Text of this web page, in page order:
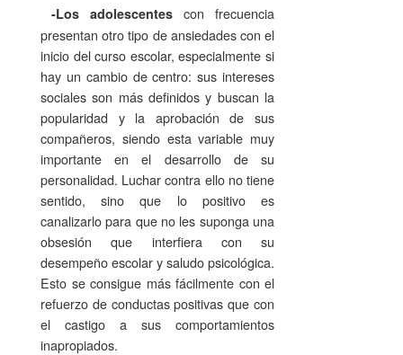
-Los adolescentes con frecuencia
presentan otro tipo de ansiedades con el
inicio del curso escolar, especialmente si
hay un cambio de centro: sus intereses
sociales son más definidos y buscan la
popularidad y la aprobación de sus
compañeros, siendo esta variable muy
importante en el desarrollo de su
personalidad. Luchar contra ello no tiene
sentido, sino que lo positivo es
canalizarlo para que no les suponga una
obsesión que interfiera con su
desempeño escolar y saludo psicológica.
Esto se consigue más fácilmente con el
refuerzo de conductas positivas que con
el castigo a sus comportamientos
inapropiados.